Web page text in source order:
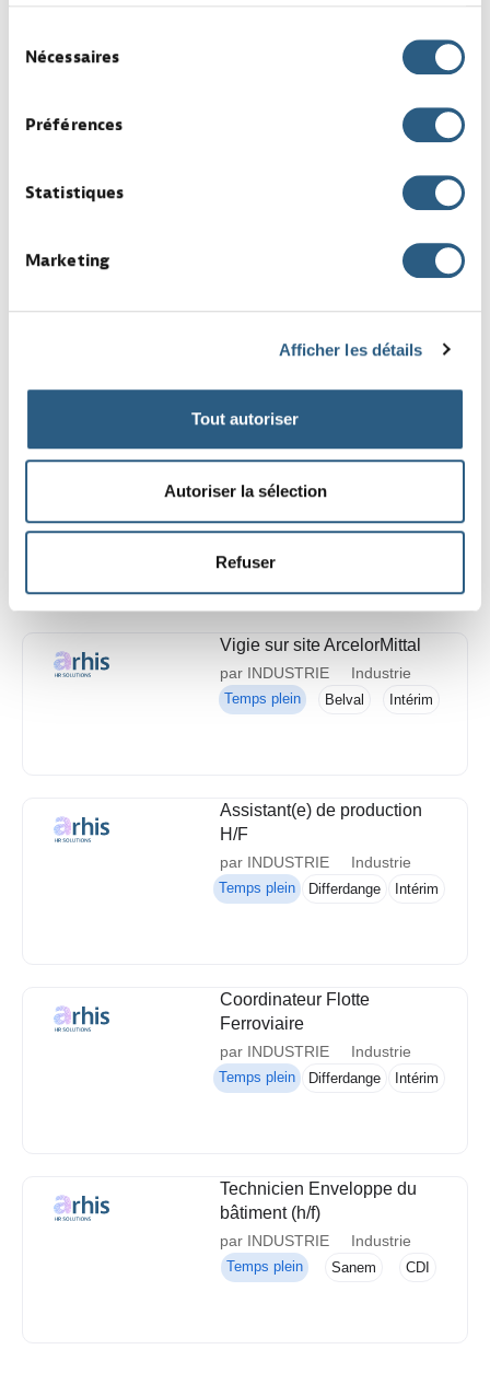
Nécessaires
Préférences
Statistiques
Marketing
Afficher les détails
Tout autoriser
Autoriser la sélection
Refuser
Industrie
Tourneur CN (pièce unitaire)
Temps plein Dudelange CDI
Electromécanicien en vue de
CDI
Temps plein Luxembourg CDD
Vigie sur site ArcelorMittal
par INDUSTRIE Industrie
Temps plein Belval Intérim
Assistant(e) de production
H/F
par INDUSTRIE Industrie
Temps plein Differdange Intérim
Coordinateur Flotte
Ferroviaire
par INDUSTRIE Industrie
Temps plein Differdange Intérim
Technicien Enveloppe du
bâtiment (h/f)
par INDUSTRIE Industrie
Temps plein Sanem CDI